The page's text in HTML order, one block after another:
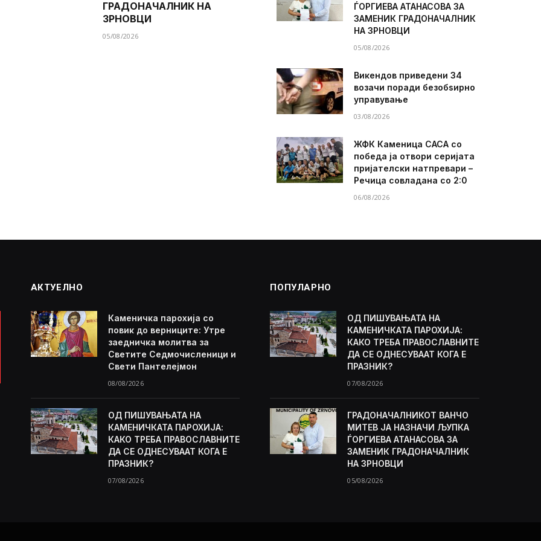
ГРАДОНАЧАЛНИК НА
ЗРНОВЦИ
05/08/2026
ЃОРГИЕВА АТАНАСОВА ЗА
ЗАМЕНИК ГРАДОНАЧАЛНИК
НА ЗРНОВЦИ
05/08/2026
Викендов приведени 34
возачи поради безобѕирно
управување
03/08/2026
ЖФК Каменица САСА со
победа ја отвори серијата
пријателски натпревари –
Речица совладана со 2:0
06/08/2026
АКТУЕЛНО
Каменичка парохија со
повик до верниците: Утре
заедничка молитва за
Светите Седмочисленици и
Свети Пантелејмон
08/08/2026
ОД ПИШУВАЊАТА НА
КАМЕНИЧКАТА ПАРОХИЈА:
КАКО ТРЕБА ПРАВОСЛАВНИТЕ
ДА СЕ ОДНЕСУВААТ КОГА Е
ПРАЗНИК?
07/08/2026
ПОПУЛАРНО
ОД ПИШУВАЊАТА НА
КАМЕНИЧКАТА ПАРОХИЈА:
КАКО ТРЕБА ПРАВОСЛАВНИТЕ
ДА СЕ ОДНЕСУВААТ КОГА Е
ПРАЗНИК?
07/08/2026
ГРАДОНАЧАЛНИКОТ ВАНЧО
МИТЕВ ЈА НАЗНАЧИ ЉУПКА
ЃОРГИЕВА АТАНАСОВА ЗА
ЗАМЕНИК ГРАДОНАЧАЛНИК
НА ЗРНОВЦИ
05/08/2026